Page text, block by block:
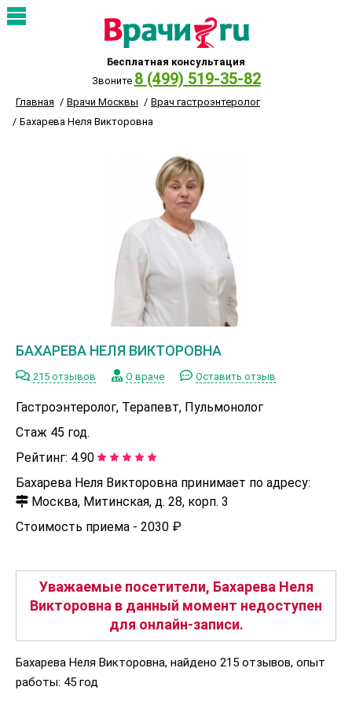
Бесплатная консультация
Звоните 8 (499) 519-35-82
Главная Врачи Москвы
Врач гастроэнтеролог
Бахарева Неля Викторовна
БАХАРЕВА НЕЛЯ ВИКТОРОВНА
215 отзывов О враче Оставить отзыв
Гастроэнтеролог, Терапевт, Пульмонолог
Стаж 45 год.
Рейтинг: 4.90
Бахарева Неля Викторовна принимает по адресу:
Москва, Митинская, д. 28, корп. 3
Стоимость приема - 2030 ₽
Уважаемые посетители, Бахарева Неля
Викторовна в данный момент недоступен
для онлайн-записи.
Бахарева Неля Викторовна, найдено 215 отзывов, опыт
работы: 45 год